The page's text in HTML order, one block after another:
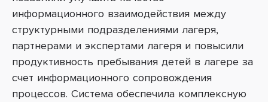
информационного взаимодействия между
структурными подразделениями лагеря,
партнерами и экспертами лагеря и повысили
продуктивность пребывания детей в лагере за
счет информационного сопровождения
процессов. Система обеспечила комплексную